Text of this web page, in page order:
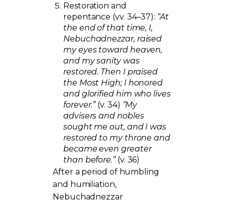
Restoration and
repentance (vv. 34–37): “At
the end of that time, I,
Nebuchadnezzar, raised
my eyes toward heaven,
and my sanity was
restored. Then I praised
the Most High; I honored
and glorified him who lives
forever.”(v. 34) “My
advisers and nobles
sought me out, and I was
restored to my throne and
became even greater
than before.”(v. 36)
After a period of humbling
and humiliation,
Nebuchadnezzar